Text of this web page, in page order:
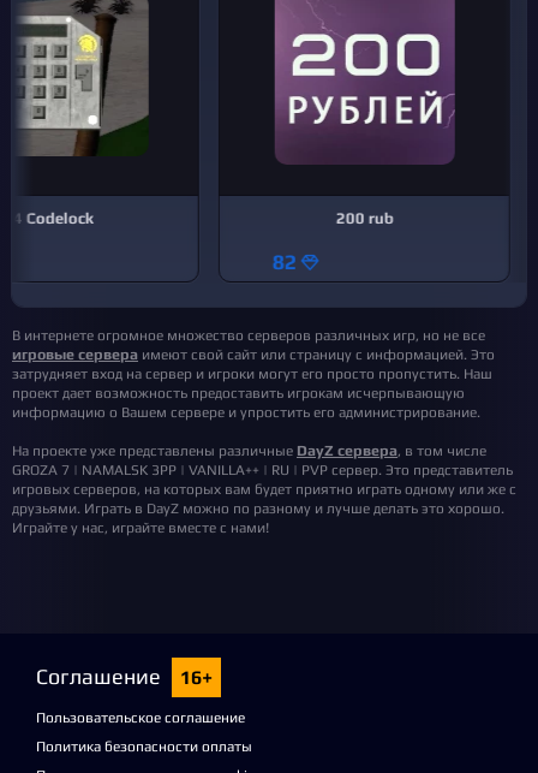
4 Codelock 200 rub
82
В интернете огромное множество серверов различных игр, но не все
игровые сервера имеют свой сайт или страницу с информацией. Это
затрудняет вход на сервер и игроки могут его просто пропустить. Наш
проект дает возможность предоставить игрокам исчерпывающую
информацию о Вашем сервере и упростить его администрирование.
На проекте уже представлены различные DayZ сервера, в том числе
GROZA 7 | NAMALSK 3PP | VANILLA++ | RU | PVP сервер. Это представитель
игровых серверов, на которых вам будет приятно играть одному или же с
друзьями. Играть в DayZ можно по разному и лучше делать это хорошо.
Играйте у нас, играйте вместе с нами!
Соглашение 16+
Пользовательское соглашение
Политика безопасности оплаты